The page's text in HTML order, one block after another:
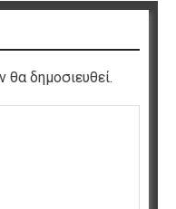
θα δημοσιευθεί.